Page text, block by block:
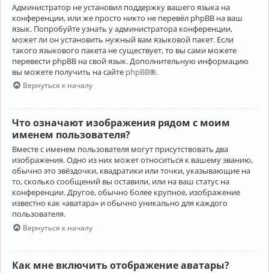
Администратор не установил поддержку вашего языка на
конференции, или же просто никто не перевёл phpBB на ваш
язык. Попробуйте узнать у администратора конференции,
может ли он установить нужный вам языковой пакет. Если
такого языкового пакета не существует, то вы сами можете
перевести phpBB на свой язык. Дополнительную информацию
вы можете получить на сайте phpBB®.
Вернуться к началу
Что означают изображения рядом с моим
именем пользователя?
Вместе с именем пользователя могут присутствовать два
изображения. Одно из них может относиться к вашему званию,
обычно это звёздочки, квадратики или точки, указывающие на
то, сколько сообщений вы оставили, или на ваш статус на
конференции. Другое, обычно более крупное, изображение
известно как «аватара» и обычно уникально для каждого
пользователя.
Вернуться к началу
Как мне включить отображение аватары?